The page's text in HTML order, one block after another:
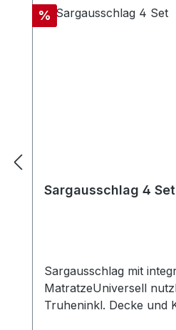
Rabatt
%
Sargausschlag 4 Set
Sargausschlag mit
MatratzeUniversell
Truheninkl. Decke und